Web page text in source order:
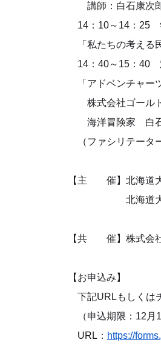
講師：白石康次郎
14：10～14：25
「私たちの考える
14：40～15：40
「アドベンチャー
株式会社ゴール
海洋冒険家 白石
（ファシリテータ
【主 催】北海道
北海道大学大
【共 催】株式会
【お申込み】
下記URLもしくは
（申込期限：12月
URL： https://